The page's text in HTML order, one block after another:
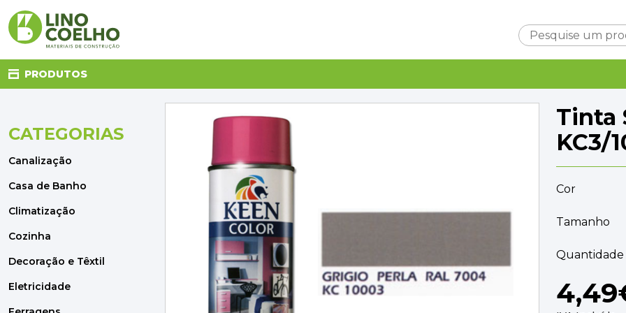
PRODUTOS
CANALIZAÇÃO
CLIMATIZAÇÃO
COZINHA
ELETRICIDADE
FERRAGENS
ILUMINAÇÃO
JARDIM
A
CATEGORIAS
Canalização
Casa de Banho
Climatização
Cozinha
Decoração e Têxtil
Eletricidade
Tinta
KC3/
Cor
Tamanho
Quantidade